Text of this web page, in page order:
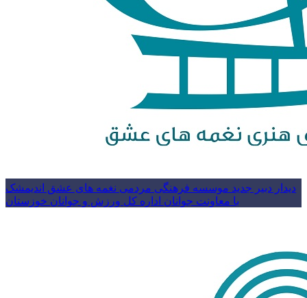
دیدار دبیر جدید موسسه فرهنگی مردمی نغمه های عشق اندیمشک
با معاونت جوانان اداره کل ورزش و جوانان خوزستان